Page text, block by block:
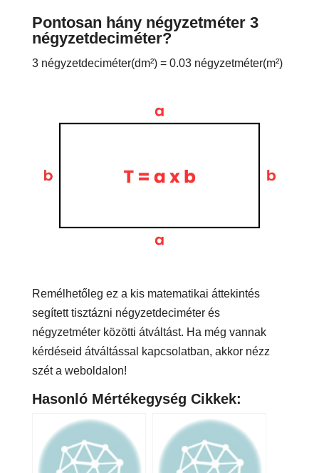
Pontosan hány négyzetméter 3
négyzetdeciméter?
3 négyzetdeciméter(dm²) = 0.03 négyzetméter(m²)
Remélhetőleg ez a kis matematikai áttekintés
segített tisztázni négyzetdeciméter és
négyzetméter közötti átváltást. Ha még vannak
kérdéseid átváltással kapcsolatban, akkor nézz
szét a weboldalon!
Hasonló Mértékegység Cikkek: